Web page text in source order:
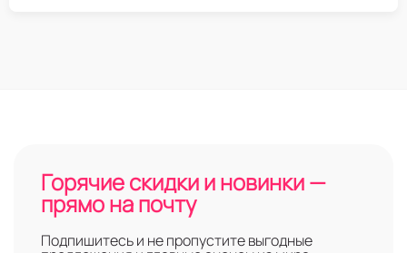
Горячие скидки и новинки —
прямо на почту
Подпишитесь и не пропустите выгодные